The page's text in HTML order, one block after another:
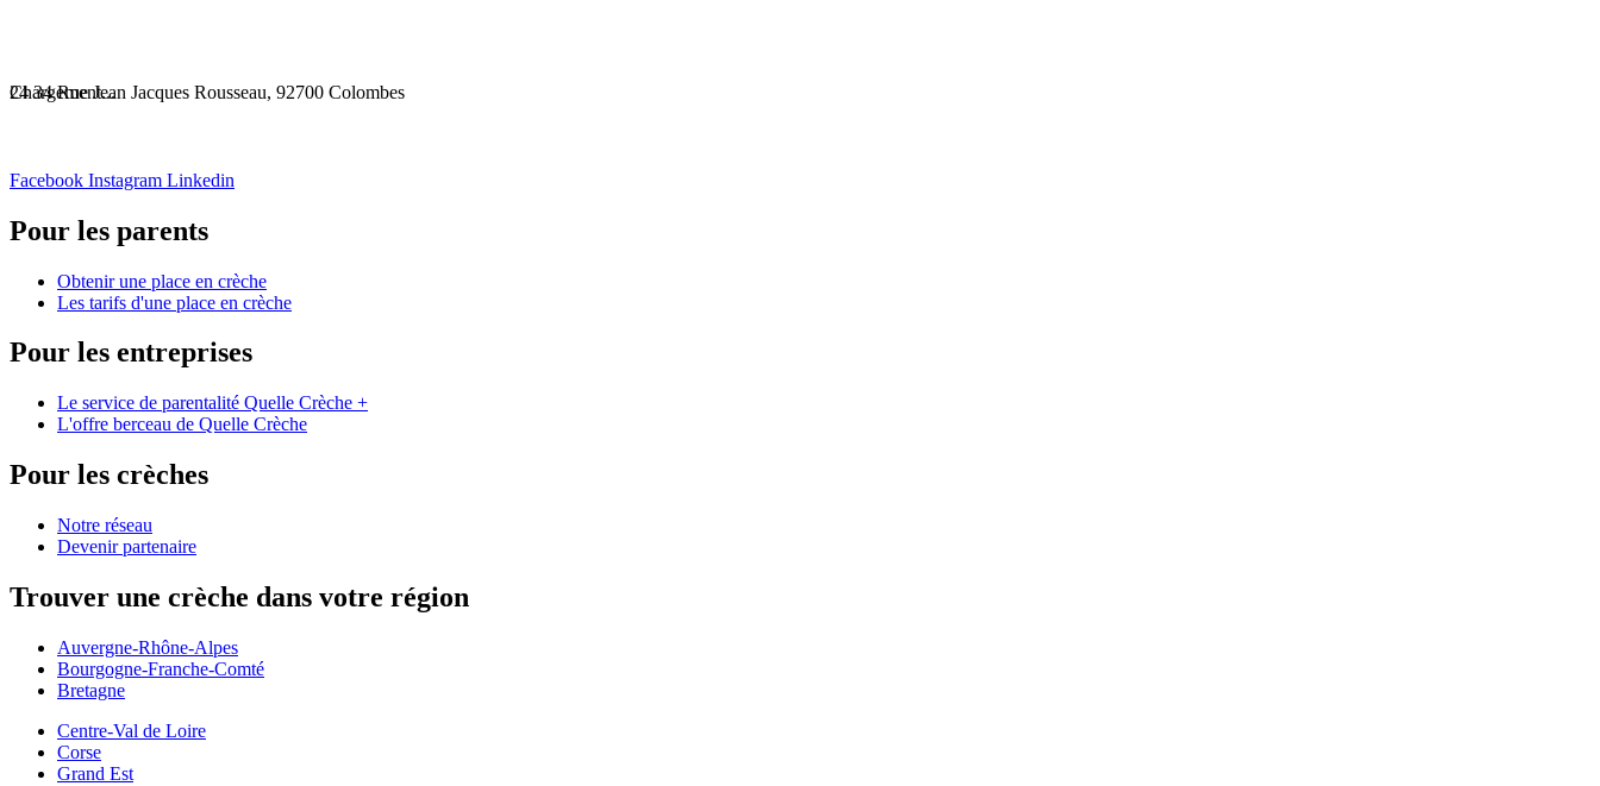
Chargement...
24 34 Rue Jean Jacques Rousseau, 92700 Colombes
Facebook Instagram Linkedin
Pour les parents
Obtenir une place en crèche
Les tarifs d'une place en crèche
Pour les entreprises
Le service de parentalité Quelle Crèche +
L'offre berceau de Quelle Crèche
Pour les crèches
Notre réseau
Devenir partenaire
Trouver une crèche dans votre région
Auvergne-Rhône-Alpes
Bourgogne-Franche-Comté
Bretagne
Centre-Val de Loire
Corse
Grand Est